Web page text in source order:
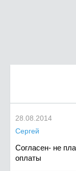
28.08.2014
Сергей
Согласен- не
оплаты